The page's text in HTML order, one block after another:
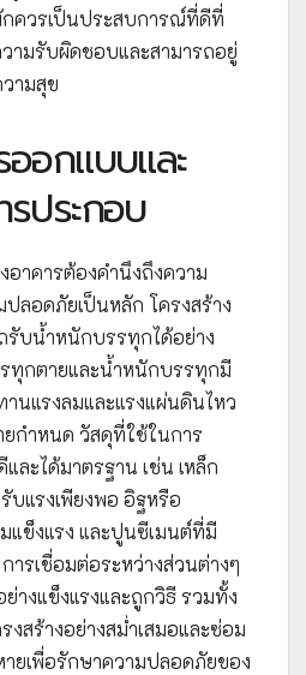
กควรเป็นประสบการณ์ที่ดีที่
ามรับผิดชอบและสามารถอยู่
ามสุข
ออกแบบและ
ประกอบ
อาคารต้องคำนึงถึงความ
ลอดภัยเป็นหลัก โครงสร้าง
รับน้ำหนักบรรทุกได้อย่าง
ทุกตายและน้ำหนักบรรทุกมี
นแรงลมและแรงแผ่นดินไหว
กำหนด วัสดุที่ใช้ในการ
ละได้มาตรฐาน เช่น เหล็ก
บแรงเพียงพอ อิฐหรือ
ข็งแรง และปูนซีเมนต์ที่มี
รเชื่อมต่อระหว่างส่วนต่างๆ
างแข็งแรงและถูกวิธี รวมทั้ง
สร้างอย่างสม่ำเสมอและซ่อม
ายเพื่อรักษาความปลอดภัยของ